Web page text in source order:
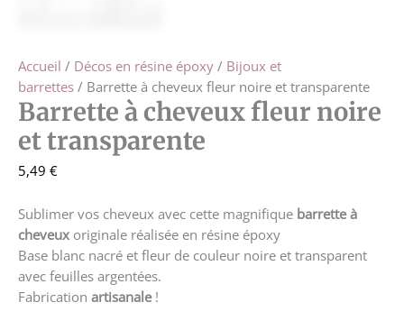
Accueil / Décos en résine époxy / Bijoux et
barrettes / Barrette à cheveux fleur noire et transparente
Barrette à cheveux fleur noire
et transparente
5,49 €
Sublimer vos cheveux avec cette magnifique barrette à
cheveux originale réalisée en résine époxy
Base blanc nacré et fleur de couleur noire et transparent
avec feuilles argentées.
Fabrication artisanale!